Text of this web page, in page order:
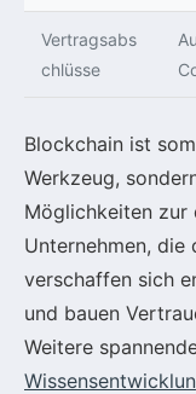
Vertragsabs
chlüsse
Blockchain ist
Werkzeug,
Möglichkeiten zur
Unternehmen, die
verschaffen sich
und bauen
Weitere